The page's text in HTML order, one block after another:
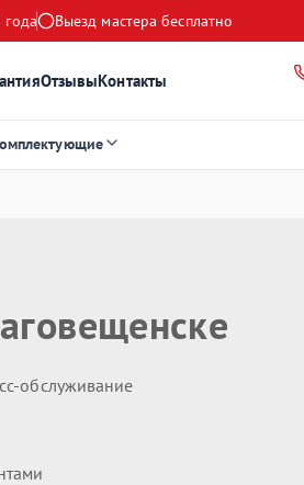
года Выезд мастера бесплатно
ОтзывыКонтакты
обслуживание